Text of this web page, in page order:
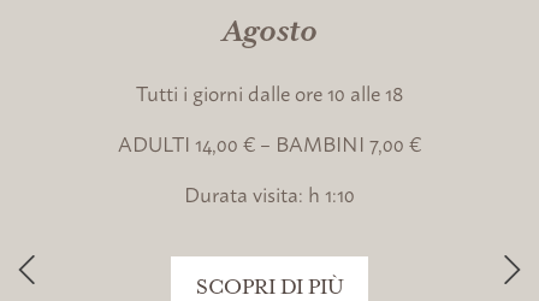
Agosto
Tutti i giorni dalle ore 10 alle 18
ADULTI 14,00 € – BAMBINI 7,00 €
Durata visita: h 1:10
SCOPRI DI PIÙ